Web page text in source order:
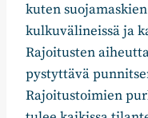
kuten
kulkuvälineissä ja
Rajoitusten
pystyttävä
Rajoitustoimien